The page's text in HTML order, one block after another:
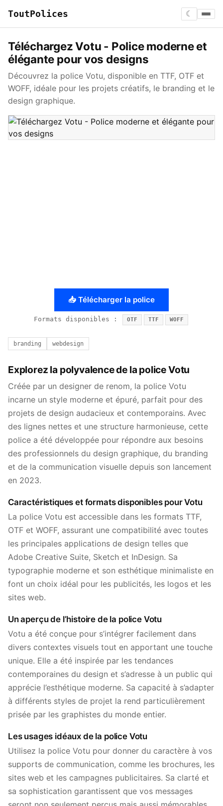
ToutPolices ☾
Téléchargez Votu - Police moderne et
élégante pour vos designs
Découvrez la police Votu, disponible en TTF, OTF et
WOFF, idéale pour les projets créatifs, le branding et le
design graphique.
📥 Télécharger la police
Formats disponibles : OTF TTF WOFF
branding webdesign
Explorez la polyvalence de la police Votu
Créée par un designer de renom, la police Votu
incarne un style moderne et épuré, parfait pour des
projets de design audacieux et contemporains. Avec
des lignes nettes et une structure harmonieuse, cette
police a été développée pour répondre aux besoins
des professionnels du design graphique, du branding
et de la communication visuelle depuis son lancement
en 2023.
Caractéristiques et formats disponibles pour Votu
La police Votu est accessible dans les formats TTF,
OTF et WOFF, assurant une compatibilité avec toutes
les principales applications de design telles que
Adobe Creative Suite, Sketch et InDesign. Sa
typographie moderne et son esthétique minimaliste en
font un choix idéal pour les publicités, les logos et les
sites web.
Un aperçu de l’histoire de la police Votu
Votu a été conçue pour s’intégrer facilement dans
divers contextes visuels tout en apportant une touche
unique. Elle a été inspirée par les tendances
contemporaines du design et s’adresse à un public qui
apprécie l’esthétique moderne. Sa capacité à s’adapter
à différents styles de projet la rend particulièrement
prisée par les graphistes du monde entier.
Les usages idéaux de la police Votu
Utilisez la police Votu pour donner du caractère à vos
supports de communication, comme les brochures, les
sites web et les campagnes publicitaires. Sa clarté et
sa sophistication garantissent que vos messages